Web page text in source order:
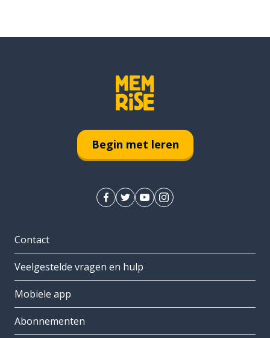
Begin met leren
Contact
Veelgestelde vragen en hulp
Mobiele app
Abonnementen